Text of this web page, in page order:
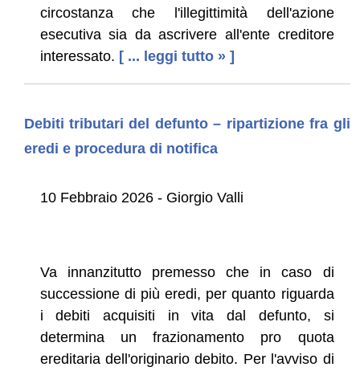
circostanza che l'illegittimità dell'azione
esecutiva sia da ascrivere all'ente creditore
interessato. [ ... leggi tutto » ]
Debiti tributari del defunto – ripartizione fra gli
eredi e procedura di notifica
10 Febbraio 2026 - Giorgio Valli
Va innanzitutto premesso che in caso di
successione di più eredi, per quanto riguarda
i debiti acquisiti in vita dal defunto, si
determina un frazionamento pro quota
ereditaria dell'originario debito. Per l'avviso di